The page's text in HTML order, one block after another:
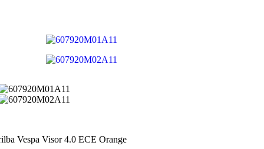
Vespa Visor 4.0 ECE Orange